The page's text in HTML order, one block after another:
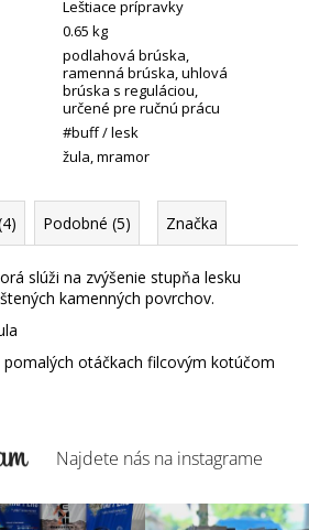
Leštiace prípravky
0.65 kg
podlahová brúska
ramenná brúska uhlová
brúska s reguláciou
určené pre ručnú prácu
#buff / lesk
žula mramor
Podobné (5) Značka
slúži na zvýšenie stupňa lesku
kamenných povrchov.
otáčkach filcovým kotúčom
Najdete nás na instagrame